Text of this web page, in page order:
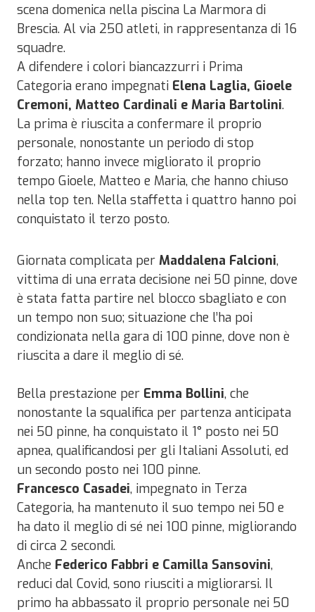
scena domenica nella piscina La Marmora di
Brescia. Al via 250 atleti, in rappresentanza di 16
squadre.
A difendere i colori biancazzurri i Prima
Categoria erano impegnati Elena Laglia, Gioele
Cremoni, Matteo Cardinali e Maria Bartolini.
La prima è riuscita a confermare il proprio
personale, nonostante un periodo di stop
forzato; hanno invece migliorato il proprio
tempo Gioele, Matteo e Maria, che hanno chiuso
nella top ten. Nella staffetta i quattro hanno poi
conquistato il terzo posto.
Giornata complicata per Maddalena Falcioni,
vittima di una errata decisione nei 50 pinne, dove
è stata fatta partire nel blocco sbagliato e con
un tempo non suo; situazione che l’ha poi
condizionata nella gara di 100 pinne, dove non è
riuscita a dare il meglio di sé.
Bella prestazione per Emma Bollini, che
nonostante la squalifica per partenza anticipata
nei 50 pinne, ha conquistato il 1° posto nei 50
apnea, qualificandosi per gli Italiani Assoluti, ed
un secondo posto nei 100 pinne.
Francesco Casadei, impegnato in Terza
Categoria, ha mantenuto il suo tempo nei 50 e
ha dato il meglio di sé nei 100 pinne, migliorando
di circa 2 secondi.
Anche Federico Fabbri e Camilla Sansovini,
reduci dal Covid, sono riusciti a migliorarsi. Il
primo ha abbassato il proprio personale nei 50